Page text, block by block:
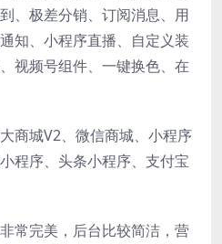
、极差分销、订阅消息、用
知、小程序直播、自定义装
视频号组件、一键换色、在
商城V2、微信商城、小程序
程序、头条小程序、支付宝
常完美，后台比较简洁，营